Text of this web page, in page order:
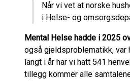
Når vi vet at norske
i Helse- og
Mental Helse hadde i 2025
også gjeldsproblematikk, var
langt i år har vi hatt 541
tillegg kommer alle